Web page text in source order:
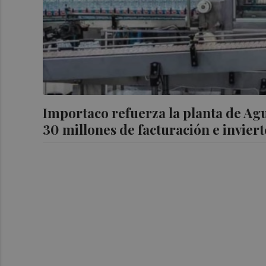
Importaco refuerza la planta de
30 millones de facturación e